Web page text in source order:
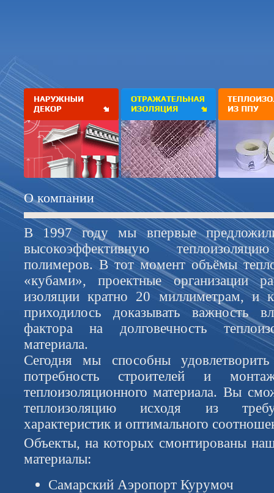
О компании
В 1997 году мы впервые
высокоэффективную
полимеров. В тот момент объёмы
«кубами», проектные организации
изоляции кратно 20 миллиметрам, и
приходилось доказывать важность
фактора на долговечность
материала.
Сегодня мы способны
потребность строителей и
теплоизоляционного материала. Вы
теплоизоляцию исходя из
характеристик и оптимального
Объекты, на которых смонтированы
материалы:
Самарский Аэропорт Курумоч